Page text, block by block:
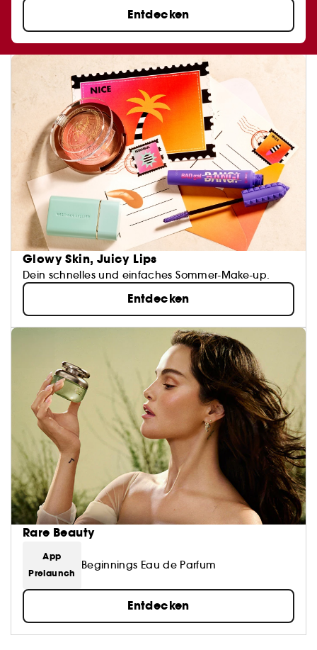
Entdecken
Glowy Skin, Juicy Lips
Dein schnelles und einfaches Sommer-Make-up.
Entdecken
Rare Beauty
App
Prelaunch
Beginnings Eau de Parfum
Entdecken